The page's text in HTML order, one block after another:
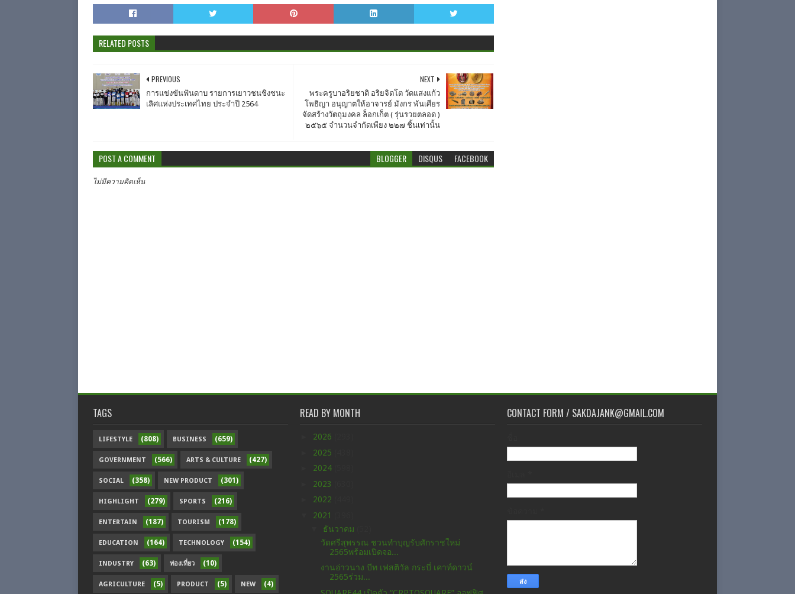
RELATED POSTS
NEXT
พระครูบาอริยชาติ อริยจิตโต วัดแสงแก้ว
โพธิญา อนุญาตให้อาจารย์ มังกร พันเศียร
จัดสร้างวัตถุมงคล ล็อกเก็ต ( รุ่นรวยตลอด )
๒๕๖๕ จำนวนจำกัดเพียง ๒๒๗ ชิ้นเท่านั้น
PREVIOUS
การแข่งขันฟันดาบ รายการเยาวชนชิงชนะ
เลิศแห่งประเทศไทย ประจำปี 2564
POST A COMMENT BLOGGER DISQUS FACEBOOK
ไม่มีความคิดเห็น
TAGS
LIFESTYLE (808) BUSINESS (659)
GOVERNMENT (566) ARTS & CULTURE (427)
SOCIAL (358) NEW PRODUCT (301)
HIGHLIGHT (279) SPORTS (216)
ENTERTAIN (187) TOURISM (178)
EDUCATION (164) TECHNOLOGY (154)
INDUSTRY (63) ท่องเที่ยว (10)
AGRICULTURE (5) PRODUCT (5) NEW (4)
READ BY MONTH
2026
2025
2024
2023
2022
2021
ธันวาคม
วัดศรีสุพรรณ ชวนทำบุญรับศักราชใหม่
2565พร้อมเปิดจอ...
งานอ่าวนาง บีท เฟสติวัล กระบี่ เคาท์ดาวน์
2565ร่วม...
CONTACT FORM / SAKDAJANK@GMAIL.COM